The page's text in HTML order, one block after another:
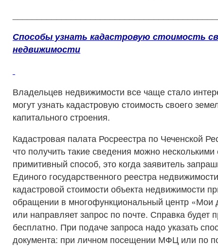
Способы узнать кадастровую стоимость
недвижимости
Владельцев недвижимости все чаще стало
могут узнать кадастровую стоимость своего
капитального строения.
Кадастровая палата Росреестра по Чеченской
что получить такие сведения можно
примитивный способ, это когда заявитель
Единого государственного реестра
кадастровой стоимости объекта недвижимости
обращении в многофункциональный центр
или направляет запрос по почте. Справка будет
бесплатно. При подаче запроса надо указать
документа: при личном посещении МФЦ или по